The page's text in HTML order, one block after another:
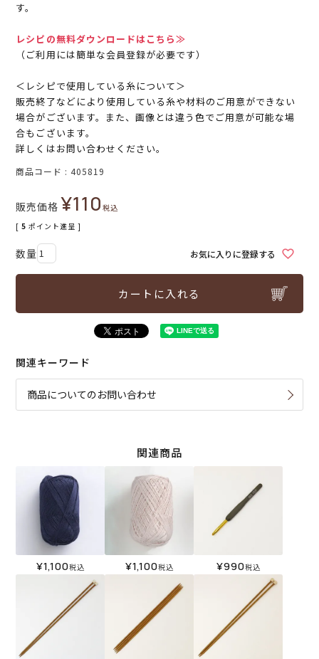
す。
レシピの無料ダウンロードはこちら≫
（ご利用には簡単な会員登録が必要です）
＜レシピで使用している糸について＞
販売終了などにより使用している糸や材料のご用意ができない
場合がございます。また、画像とは違う色でご用意が可能な場
合もございます。
詳しくはお問い合わせください。
商品コード 405819
販売価格 ¥110税込
[ 5 ポイント進呈 ]
お気に入りに登録する
カートに入れる
関連キーワード
商品についてのお問い合わせ
関連商品
¥1,100税込 ¥1,100税込 ¥990税込